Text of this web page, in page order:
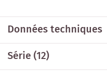
Données techniques
Série(12)